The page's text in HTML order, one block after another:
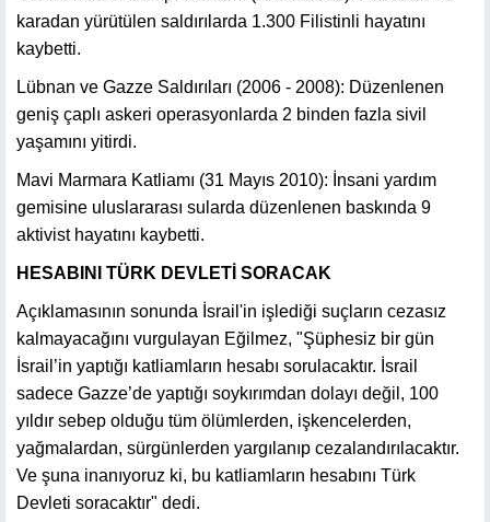
karadan yürütülen saldırılarda 1.300 Filistinli hayatını
kaybetti.
Lübnan ve Gazze Saldırıları (2006 - 2008): Düzenlenen
geniş çaplı askeri operasyonlarda 2 binden fazla sivil
yaşamını yitirdi.
Mavi Marmara Katliamı (31 Mayıs 2010): İnsani yardım
gemisine uluslararası sularda düzenlenen baskında 9
aktivist hayatını kaybetti.
HESABINI TÜRK DEVLETİ SORACAK
Açıklamasının sonunda İsrail'in işlediği suçların cezasız
kalmayacağını vurgulayan Eğilmez, "Şüphesiz bir gün
İsrail’in yaptığı katliamların hesabı sorulacaktır. İsrail
sadece Gazze’de yaptığı soykırımdan dolayı değil, 100
yıldır sebep olduğu tüm ölümlerden, işkencelerden,
yağmalardan, sürgünlerden yargılanıp cezalandırılacaktır.
Ve şuna inanıyoruz ki, bu katliamların hesabını Türk
Devleti soracaktır" dedi.